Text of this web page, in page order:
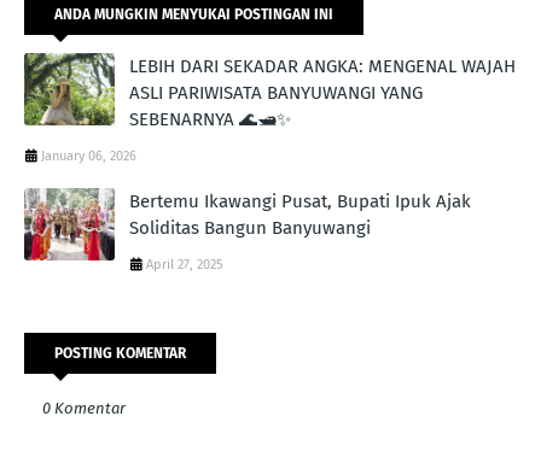
ANDA MUNGKIN MENYUKAI POSTINGAN INI
LEBIH DARI SEKADAR ANGKA: MENGENAL WAJAH
ASLI PARIWISATA BANYUWANGI YANG
SEBENARNYA 🌊🛥️✨
January 06, 2026
Bertemu Ikawangi Pusat, Bupati Ipuk Ajak
Soliditas Bangun Banyuwangi
April 27, 2025
POSTING KOMENTAR
0 Komentar